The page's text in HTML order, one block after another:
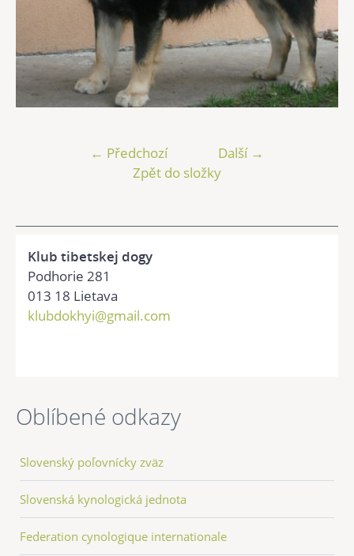
← Předchozí
Další →
Zpět do složky
Klub tibetskej dogy
Podhorie 281
013 18 Lietava
klubdokhyi@gmail.com
Oblíbené odkazy
Slovenský poľovnícky zväz
Slovenská kynologická jednota
Federation cynologique internationale